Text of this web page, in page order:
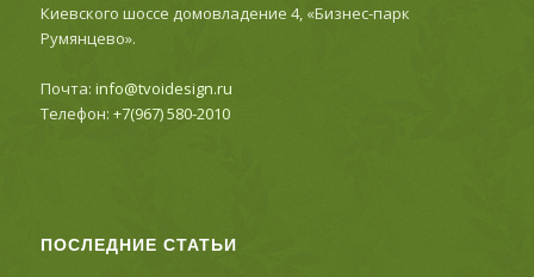
Киевского шоссе домовладение 4, «Бизнес-парк
Румянцево».
Почта: info@tvoidesign.ru
Телефон: +7(967) 580-2010
ПОСЛЕДНИЕ СТАТЬИ